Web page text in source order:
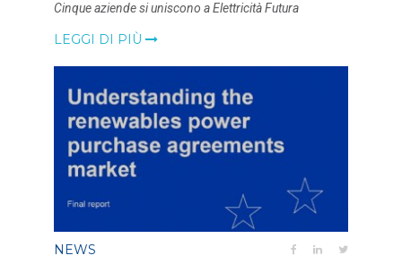
Cinque aziende si uniscono a Elettricità Futura
LEGGI DI PIÙ
NEWS